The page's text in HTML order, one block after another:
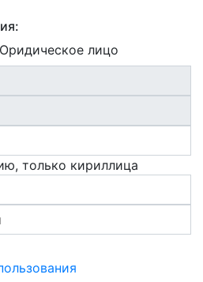
лицо
только кириллица